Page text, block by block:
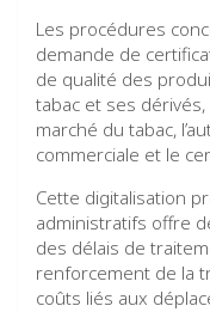
Les procédures
demande de
de qualité des
tabac et ses dérivés,
marché du tabac,
commerciale et le
Cette digitalisation
administratifs offre
des délais de
renforcement de la
coûts liés aux